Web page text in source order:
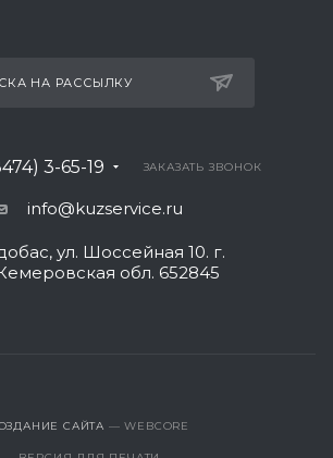
НА РАССЫЛКУ
3-65-19 ЗАКАЗАТЬ ЗВОНОК
info@kuzservice.ru
ул. Шоссейная 10. г.
обл. 652845
САЙТА — WEBCORE